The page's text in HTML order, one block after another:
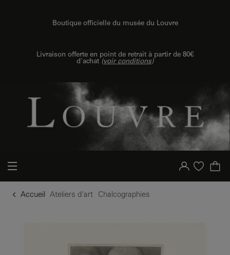
Boutique officielle du musée du Louvre
Livraison offerte en point de retrait à partir de 80€
d'achat (voir conditions)
Votre compte
Liste d'achat
Accueil Ateliers d'art Chalcographies